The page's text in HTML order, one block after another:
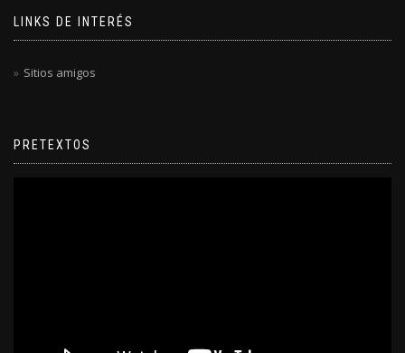
LINKS DE INTERÉS
Sitios amigos
PRETEXTOS